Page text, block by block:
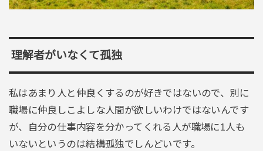
理解者がいなくて孤独
私はあまり人と仲良くするのが好きではないので、別に
職場に仲良しこよしな人間が欲しいわけではないんです
が、自分の仕事内容を分かってくれる人が職場に1人も
いないというのは結構孤独でしんどいです。